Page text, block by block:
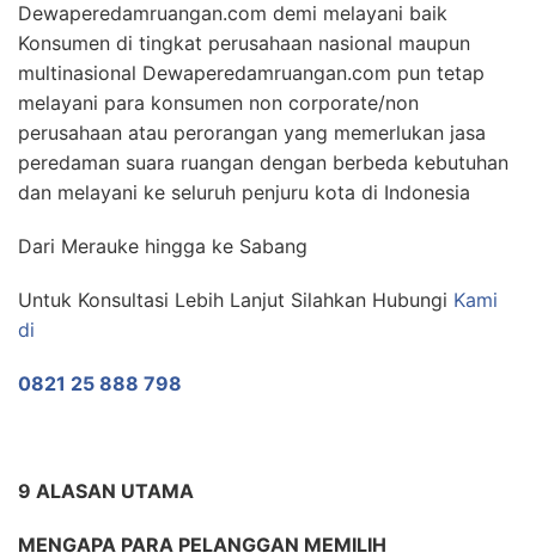
Dewaperedamruangan.com demi melayani baik
Konsumen di tingkat perusahaan nasional maupun
multinasional Dewaperedamruangan.com pun tetap
melayani para konsumen non corporate/non
perusahaan atau perorangan yang memerlukan jasa
peredaman suara ruangan dengan berbeda kebutuhan
dan melayani ke seluruh penjuru kota di Indonesia
Dari Merauke hingga ke Sabang
Untuk Konsultasi Lebih Lanjut Silahkan Hubungi Kami
di
0821 25 888 798
9 ALASAN UTAMA
MENGAPA PARA PELANGGAN MEMILIH